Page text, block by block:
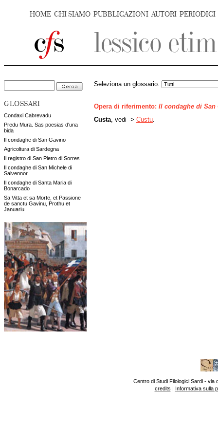
HOME CHI SIAMO PUBBLICAZIONI AUTORI PERIODICI
GLOSSARI
Condaxi Cabrevadu
Predu Mura. Sas poesias d'una
bida
Il condaghe di San Gavino
Agricoltura di Sardegna
Il registro di San Pietro di Sorres
Il condaghe di San Michele di
Salvennor
Il condaghe di Santa Maria di
Bonarcado
Sa Vitta et sa Morte, et Passione
de sanctu Gavinu, Prothu et
Januariu
Seleziona un glossario:
Opera di riferimento: Il condaghe di San
Custa , vedi -> Custu
Centro di Studi Filologici Sardi - via
credits | Informativa sulla